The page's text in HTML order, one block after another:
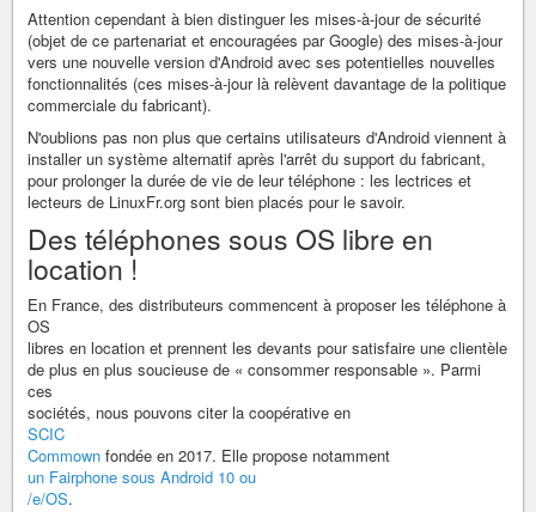
Attention cependant à bien distinguer les mises-à-jour de sécurité
(objet de ce partenariat et encouragées par Google) des mises-à-jour
vers une nouvelle version d'Android avec ses potentielles nouvelles
fonctionnalités (ces mises-à-jour là relèvent davantage de la politique
commerciale du fabricant).
N'oublions pas non plus que certains utilisateurs d'Android viennent à
installer un système alternatif après l'arrêt du support du fabricant,
pour prolonger la durée de vie de leur téléphone : les lectrices et
lecteurs de LinuxFr.org sont bien placés pour le savoir.
Des téléphones sous OS libre en
location !
En France, des distributeurs commencent à proposer les téléphone à
OS
libres en location et prennent les devants pour satisfaire une clientèle
de plus en plus soucieuse de « consommer responsable ». Parmi
ces
sociétés, nous pouvons citer la coopérative en
SCIC
Commown fondée en 2017. Elle propose notamment
un Fairphone sous Android 10 ou
/e/OS.